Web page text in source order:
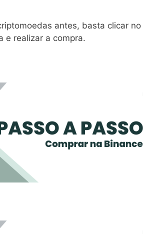
antes, basta clicar
e realizar a compra.